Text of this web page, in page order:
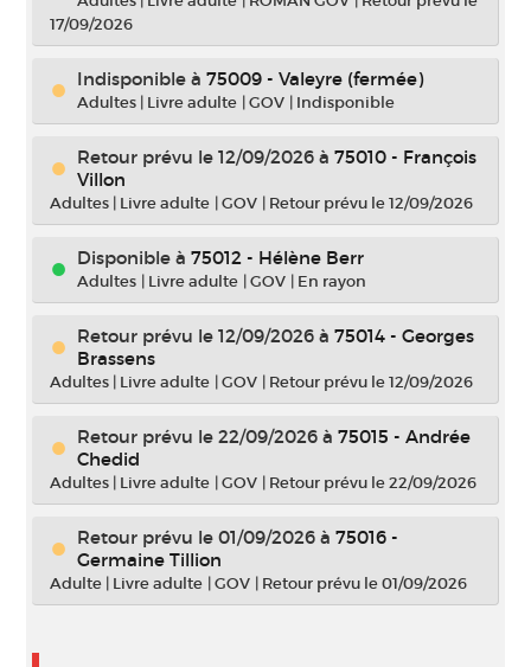
17/09/2026
Indisponible à 75009 - Valeyre (fermée)
Adultes | Livre adulte |GOV | Indisponible
Retour prévu le 12/09/2026 à 75010 - François
Villon
Adultes | Livre adulte |GOV | Retour prévu le 12/09/2026
Disponible à 75012 - Hélène Berr
Adultes | Livre adulte |GOV | En rayon
Retour prévu le 12/09/2026 à 75014 - Georges
Brassens
Adultes | Livre adulte |GOV | Retour prévu le 12/09/2026
Retour prévu le 22/09/2026 à 75015 - Andrée
Chedid
Adultes | Livre adulte |GOV | Retour prévu le 22/09/2026
Retour prévu le 01/09/2026 à 75016 -
Germaine Tillion
Adulte | Livre adulte |GOV | Retour prévu le 01/09/2026